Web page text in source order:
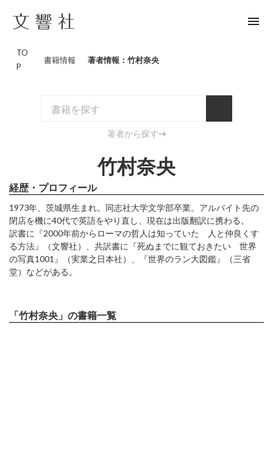
menu
TO
P
書籍情報 著者情報：竹村奈央
著者から探す
竹村奈央
経歴・プロフィール
1973年、茨城県生まれ。同志社大学文学部卒業。アルバイト先の
閉店を機に40代で英語をやり直し、現在は出版翻訳に携わる。
訳書に『2000年前からローマの哲人は知っていた 人と仲良くす
る方法』（文響社）、共訳書に『死ぬまでに観ておきたい 世界
の写真1001』（実業之日本社）、『世界のラン大図鑑』（三省
堂）などがある。
「竹村奈央」の書籍一覧